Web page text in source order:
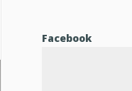
Facebook